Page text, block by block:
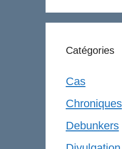
Catégories
Cas
Chroniques
Debunkers